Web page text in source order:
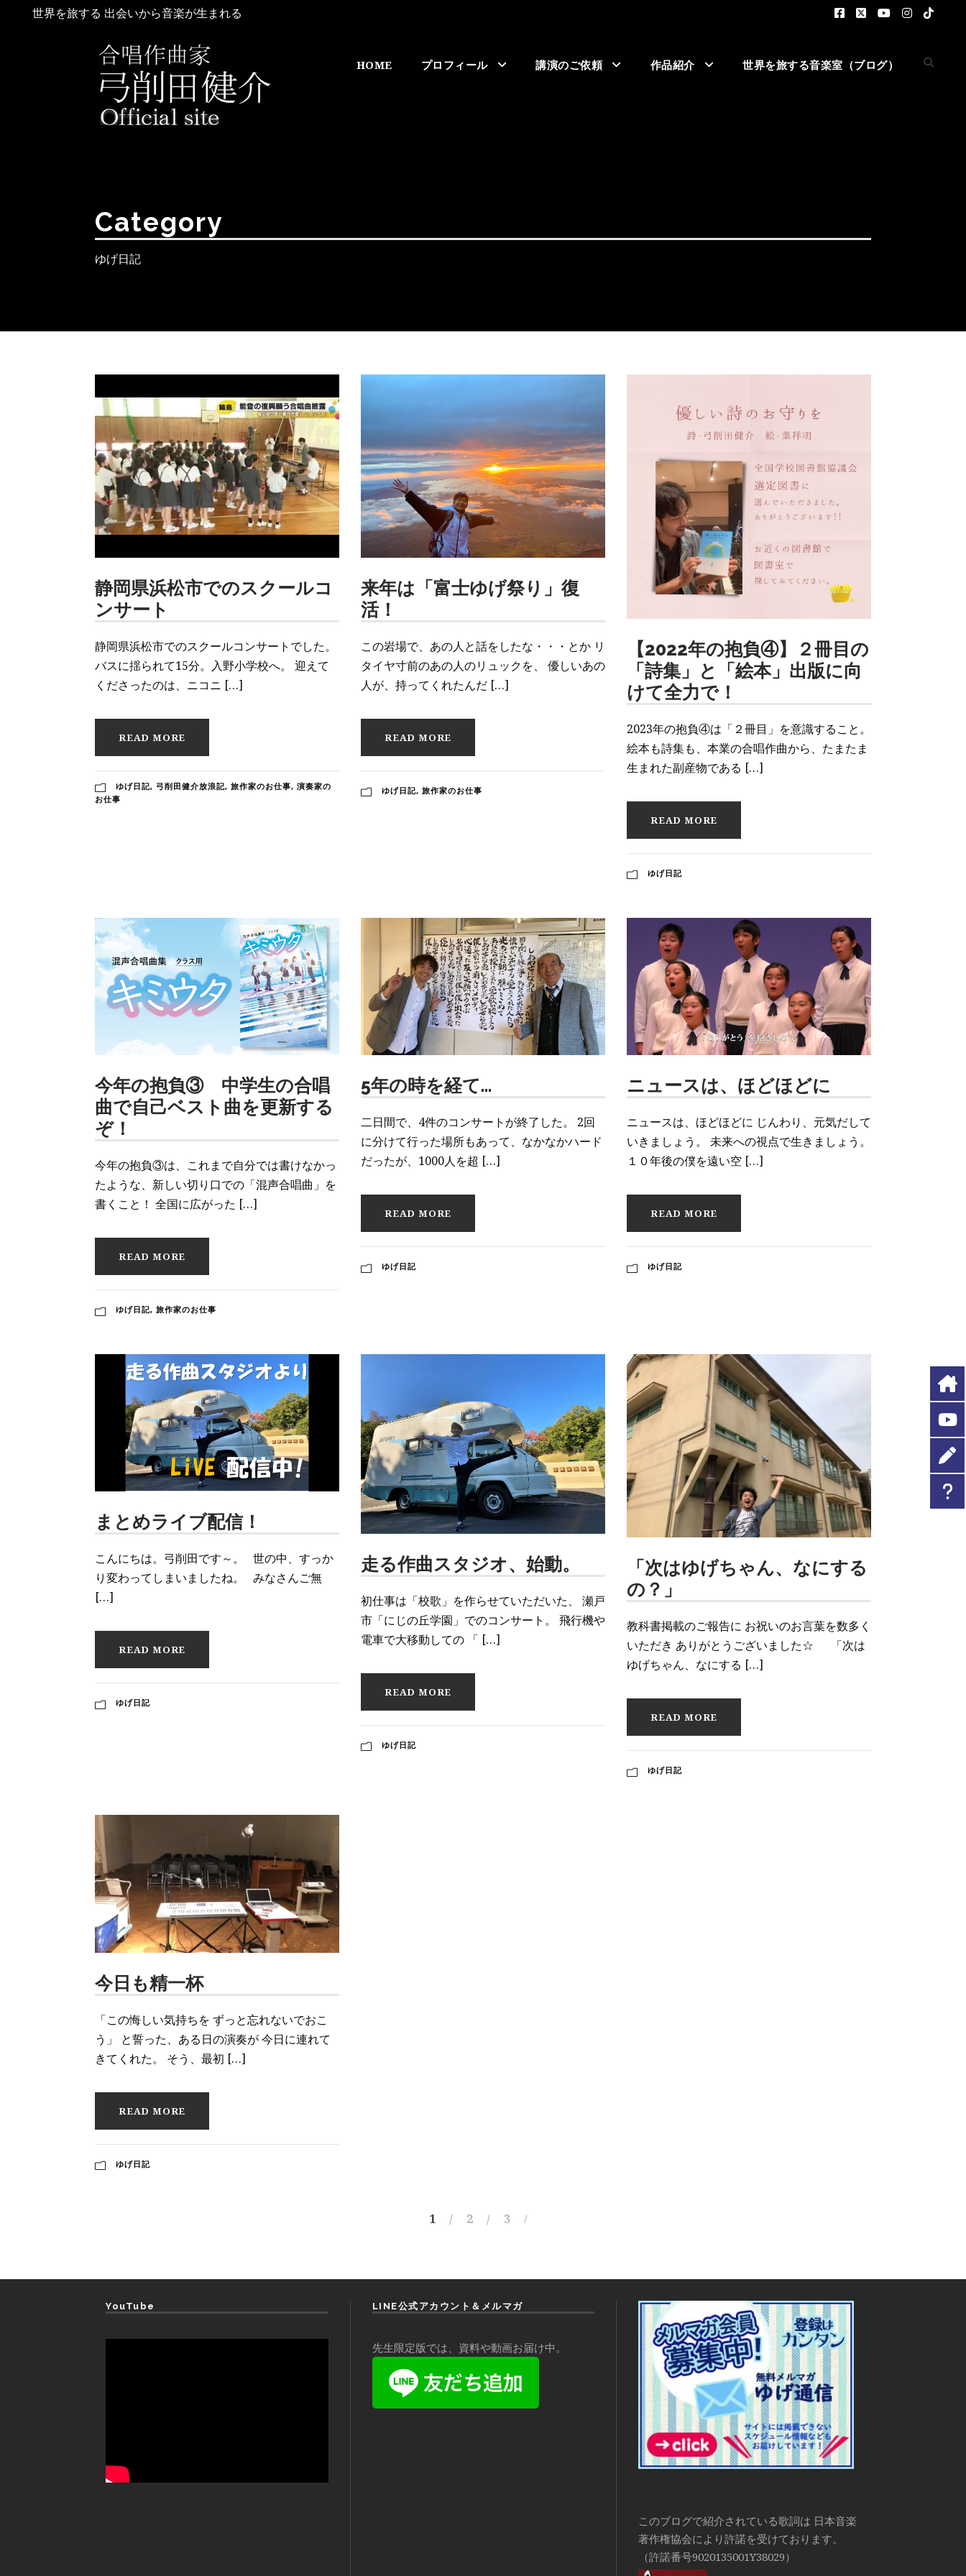
世界を旅する 出会いから音楽が生まれる
HOME プロフィール 講演のご依頼 作品紹介 世界を旅する音楽室（ブログ）
Category
ゆげ日記
静岡県浜松市でのスクールコ
ンサート
静岡県浜松市でのスクールコンサートでした。
バスに揺られて15分。入野小学校へ。 迎えて
くださったのは、ニコニ […]
READ MORE
ゆげ日記, 弓削田健介放浪記, 旅作家のお仕事, 演奏家の
お仕事
来年は「富士ゆげ祭り」復
活！
この岩場で、あの人と話をしたな・・・とか リ
タイヤ寸前のあの人のリュックを、 優しいあの
人が、持ってくれたんだ […]
READ MORE
ゆげ日記, 旅作家のお仕事
【2022年の抱負④】２冊目の
「詩集」と「絵本」出版に向
けて全力で！
2023年の抱負④は「２冊目」を意識すること。
絵本も詩集も、本業の合唱作曲から、たまたま
生まれた副産物である […]
READ MORE
ゆげ日記
今年の抱負③ 中学生の合唱
曲で自己ベスト曲を更新する
ぞ！
今年の抱負③は、これまで自分では書けなかっ
たような、新しい切り口での「混声合唱曲」を
書くこと！ 全国に広がった […]
READ MORE
ゆげ日記, 旅作家のお仕事
5年の時を経て…
二日間で、4件のコンサートが終了した。 2回
に分けて行った場所もあって、なかなかハード
だったが、1000人を超 […]
READ MORE
ゆげ日記
ニュースは、ほどほどに
ニュースは、ほどほどに じんわり、元気だして
いきましょう。 未来への視点で生きましょう。
１０年後の僕を遠い空 […]
READ MORE
ゆげ日記
まとめライブ配信！
こんにちは。弓削田です～。 世の中、すっか
り変わってしまいましたね。 みなさんご無
[…]
READ MORE
ゆげ日記
走る作曲スタジオ、始動。
初仕事は「校歌」を作らせていただいた、 瀬戸
市「にじの丘学園」でのコンサート。 飛行機や
電車で大移動しての 「 […]
READ MORE
ゆげ日記
「次はゆげちゃん、なにする
の？」
教科書掲載のご報告に お祝いのお言葉を数多く
いただき ありがとうございました☆ 「次は
ゆげちゃん、なにする […]
READ MORE
ゆげ日記
今日も精一杯
「この悔しい気持ちを ずっと忘れないでおこ
う」 と誓った、ある日の演奏が 今日に連れて
きてくれた。 そう、最初 […]
READ MORE
ゆげ日記
1 2 3
YouTube LINE公式アカウント＆メルマガ
先生限定版では、資料や動画お届け中。
このブログで紹介されている歌詞は 日本音楽
著作権協会により許諾を受けております。
（許諾番号9020135001Y38029）